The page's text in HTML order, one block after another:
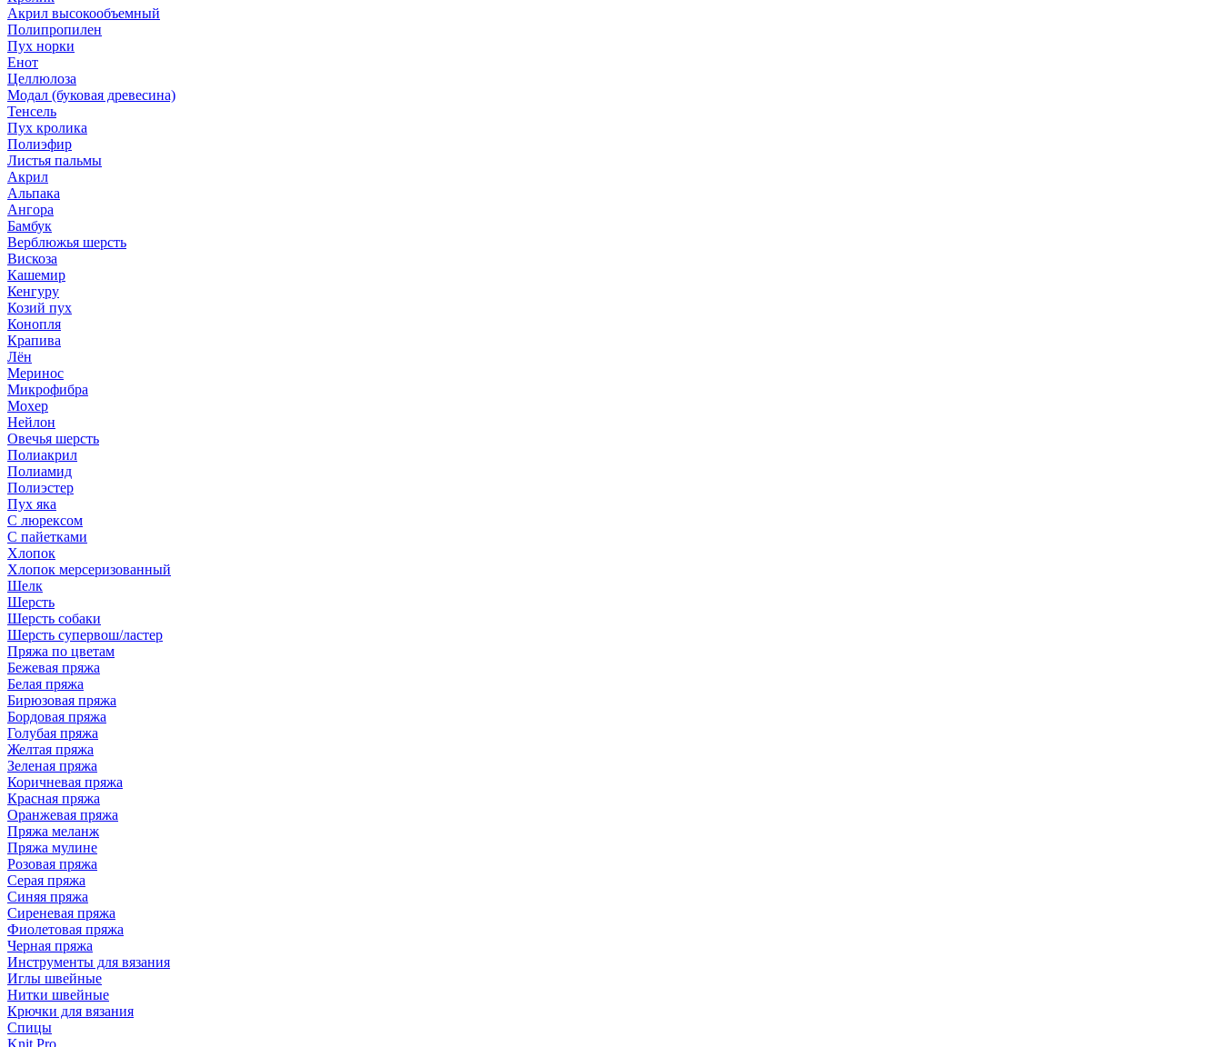
Акрил высокообъемный
Полипропилен
Пух норки
Енот
Целлюлоза
Модал (буковая древесина)
Тенсель
Пух кролика
Полиэфир
Листья пальмы
Акрил
Альпака
Ангора
Бамбук
Верблюжья шерсть
Вискоза
Кашемир
Кенгуру
Козий пух
Конопля
Крапива
Лён
Меринос
Микрофибра
Мохер
Нейлон
Овечья шерсть
Полиакрил
Полиамид
Полиэстер
Пух яка
С люрексом
С пайетками
Хлопок
Хлопок мерсеризованный
Шелк
Шерсть
Шерсть собаки
Шерсть супервош/ластер
Пряжа по цветам
Бежевая пряжа
Белая пряжа
Бирюзовая пряжа
Бордовая пряжа
Голубая пряжа
Желтая пряжа
Зеленая пряжа
Коричневая пряжа
Красная пряжа
Оранжевая пряжа
Пряжа меланж
Пряжа мулине
Розовая пряжа
Серая пряжа
Синяя пряжа
Сиреневая пряжа
Фиолетовая пряжа
Черная пряжа
Инструменты для вязания
Иглы швейные
Нитки швейные
Крючки для вязания
Спицы
Knit Pro